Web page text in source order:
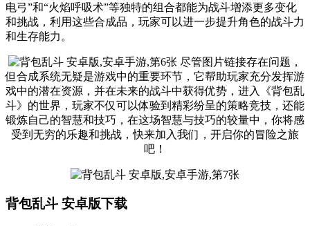
电弓”和“火焰呼吸术”等独特的组合都能为战斗增添更多变化
和挑战，利用这些合成品，玩家可以进一步提升角色的战斗力
和生存能力。
尽管图片链接存在问题，
但合成系统无疑是游戏中的重要环节，它帮助玩家充分发挥游
戏中的潜在资源，并在未来的战斗中获得优势，进入《背包乱
斗》的世界，玩家不仅可以体验到精彩纷呈的策略竞技，还能
锻炼自己的智慧和技巧，在这场智慧与技巧的较量中，你将感
受到无穷的乐趣和挑战，快来加入我们，开启你的冒险之旅
吧！
背包乱斗 安卓版下载